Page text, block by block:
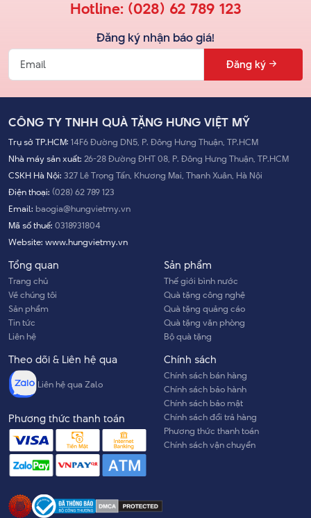
Hotline: (028) 62 789 123
Đăng ký nhận báo giá!
Đăng ký
CÔNG TY TNHH QUÀ TẶNG HƯNG VIỆT MỸ
Trụ sở TP.HCM: 14F6 Đường DN5, P. Đông Hưng Thuận, TP.HCM
Nhà máy sản xuất: 26-28 Đường ĐHT 08, P. Đông Hưng Thuận, TP.HCM
CSKH Hà Nội: 327 Lê Trọng Tấn, Khương Mai, Thanh Xuân, Hà Nội
Điện thoại: (028) 62 789 123
Email: baogia@hungvietmy.vn
Mã số thuế: 0318931804
Website: www.hungvietmy.vn
Tổng quan
Trang chủ
Về chúng tôi
Sản phẩm
Tin tức
Liên hệ
Sản phẩm
Thế giới bình nước
Quà tặng công nghệ
Quà tặng quảng cáo
Quà tặng văn phòng
Bộ quà tặng
Chính sách
Chính sách bán hàng
Chính sách bảo hành
Chính sách bảo mật
Chính sách đổi trả hàng
Phương thức thanh toán
Chính sách vận chuyển
Theo dõi & Liên hệ qua
Liên hệ qua Zalo
Phương thức thanh toán